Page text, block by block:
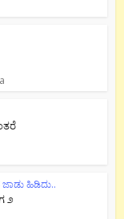
ಹಿಡಿದು..
೨